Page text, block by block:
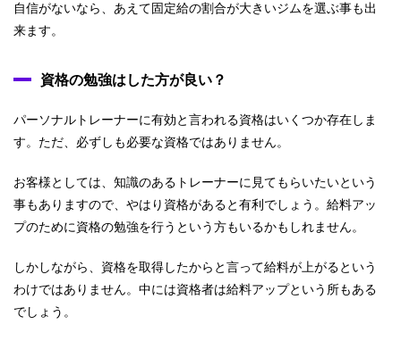
自信がないなら、あえて固定給の割合が大きいジムを選ぶ事も出
来ます。
資格の勉強はした方が良い？
パーソナルトレーナーに有効と言われる資格はいくつか存在しま
す。ただ、必ずしも必要な資格ではありません。
お客様としては、知識のあるトレーナーに見てもらいたいという
事もありますので、やはり資格があると有利でしょう。給料アッ
プのために資格の勉強を行うという方もいるかもしれません。
しかしながら、資格を取得したからと言って給料が上がるという
わけではありません。中には資格者は給料アップという所もある
でしょう。